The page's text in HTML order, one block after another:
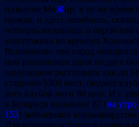
название МоЖир, в то же время
правда, и здесь ошиблись,
четверть миллиона, о еврейской
уничтожена во времена
Вспомнили, что город
нем расположен один из двух
одинаковом расстоянии как до
стадионе 5300 мест, бюджет
всех клубов лиги 80 млн. И с
в Беларуси называют 87 (на
152) заболевших короновирусом.